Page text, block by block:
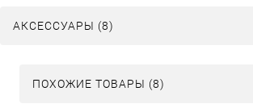
АКСЕССУАРЫ (8)
ПОХОЖИЕ ТОВАРЫ (8)